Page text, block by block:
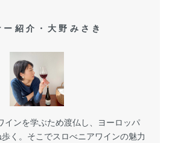
ー紹介・大野みさき
インを学ぶため渡仏し、ヨーロッパ
く。そこでスロべニアワインの魅力